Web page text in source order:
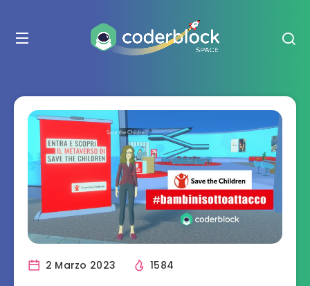
2 Marzo 2023 1584